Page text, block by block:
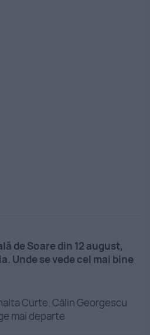
de Soare din 12 august,
Unde se vede cel mai bine
Curte. Călin Georgescu
mai departe